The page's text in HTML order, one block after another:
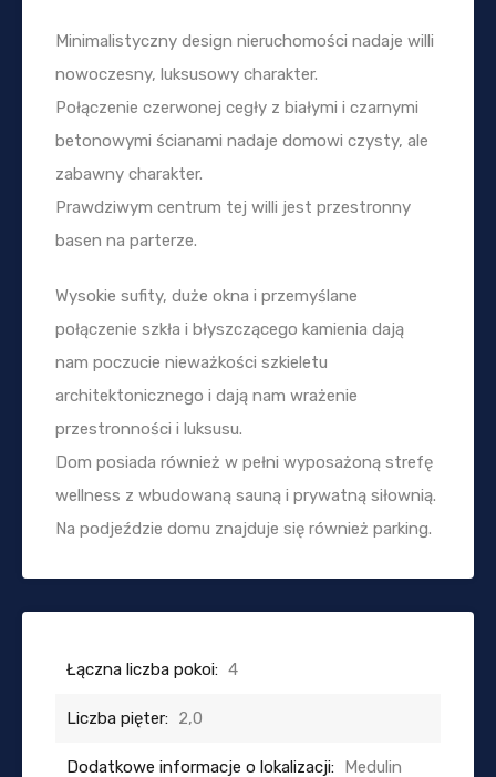
Minimalistyczny design nieruchomości nadaje willi
nowoczesny, luksusowy charakter.
Połączenie czerwonej cegły z białymi i czarnymi
betonowymi ścianami nadaje domowi czysty, ale
zabawny charakter.
Prawdziwym centrum tej willi jest przestronny
basen na parterze.
Wysokie sufity, duże okna i przemyślane
połączenie szkła i błyszczącego kamienia dają
nam poczucie nieważkości szkieletu
architektonicznego i dają nam wrażenie
przestronności i luksusu.
Dom posiada również w pełni wyposażoną strefę
wellness z wbudowaną sauną i prywatną siłownią.
Na podjeździe domu znajduje się również parking.
Łączna liczba pokoi: 4
Liczba pięter: 2,0
Dodatkowe informacje o lokalizacji: Medulin